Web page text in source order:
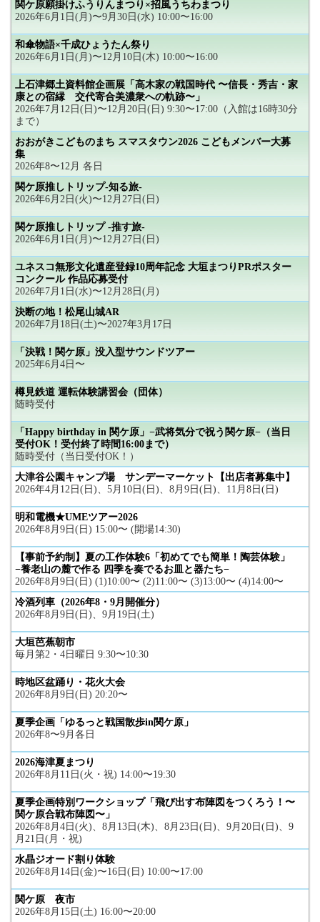
関ケ原願掛けふうりんまつり×招風うちわまつり
2026年6月1日(月)〜9月30日(水) 10:00〜16:00
和傘物語×千成ひょうたん祭り
2026年6月1日(月)〜12月10日(木) 10:00〜16:00
上石津郷土資料館企画展「高木家の戦国時代 〜信長・秀吉・家
康との宿縁 交代寄合美濃衆への軌跡〜」
2026年7月12日(日)〜12月20日(日) 9:30〜17:00（入館は16時30分
まで）
おおがきこどものまち スマスタウン2026 こどもメンバー大募
集
2026年8〜12月 各日
関ケ原推しトリップ-知る旅-
2026年6月2日(火)〜12月27日(日)
関ケ原推しトリップ -推す旅-
2026年6月1日(月)〜12月27日(日)
ユネスコ無形文化遺産登録10周年記念 大垣まつりPRポスター
コンクール 作品応募受付
2026年7月1日(水)〜12月28日(月)
決断の地！松尾山城AR
2026年7月18日(土)〜2027年3月17日
「決戦！関ケ原」没入型サウンドツアー
2025年6月4日〜
樽見鉄道 運転体験講習会（団体）
随時受付
「Happy birthday in 関ケ原」−武将気分で祝う関ケ原−（当日
受付OK！受付終了時間16:00まで）
随時受付（当日受付OK！）
大津谷公園キャンプ場 サンデーマーケット【出店者募集中】
2026年4月12日(日)、5月10日(日)、8月9日(日)、11月8日(日)
明和電機★UMEツアー2026
2026年8月9日(日) 15:00〜 (開場14:30)
【事前予約制】夏の工作体験6「初めてでも簡単！陶芸体験」
−養老山の麓で作る 四季を奏でるお皿と器たち−
2026年8月9日(日) (1)10:00〜 (2)11:00〜 (3)13:00〜 (4)14:00〜
冷酒列車（2026年8・9月開催分）
2026年8月9日(日)、9月19日(土)
大垣芭蕉朝市
毎月第2・4日曜日 9:30〜10:30
時地区盆踊り・花火大会
2026年8月9日(日) 20:20〜
夏季企画「ゆるっと戦国散歩in関ケ原」
2026年8〜9月各日
2026海津夏まつり
2026年8月11日(火・祝) 14:00〜19:30
夏季企画特別ワークショップ「飛び出す布陣図をつくろう！〜
関ケ原合戦布陣図〜」
2026年8月4日(火)、8月13日(木)、8月23日(日)、9月20日(日)、9
月21日(月・祝)
水晶ジオード割り体験
2026年8月14日(金)〜16日(日) 10:00〜17:00
関ケ原 夜市
2026年8月15日(土) 16:00〜20:00